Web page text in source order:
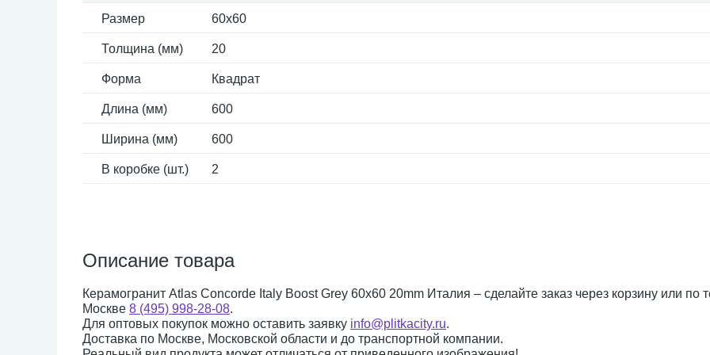
Размер 60x60
Толщина (мм) 20
Форма Квадрат
Длина (мм) 600
Ширина (мм) 600
В коробке (шт.) 2
Описание товара
Керамогранит Atlas Concorde Italy Boost Grey 60x60 20mm Италия – сделайте заказ через корзину или по
Москве 8 (495) 998-28-08.
Для оптовых покупок можно оставить заявку info@plitkacity.ru.
Доставка по Москве, Московской области и до транспортной компании.